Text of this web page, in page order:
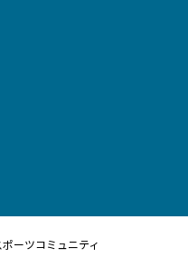
ーツコミュニティ